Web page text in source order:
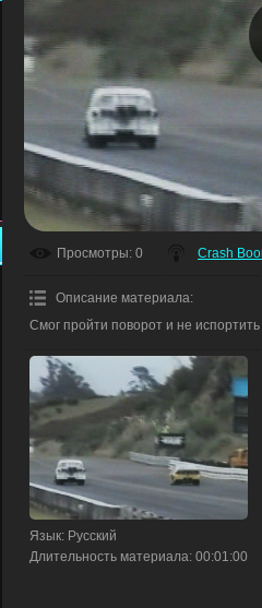
Просмотры: 0 Crash
Описание материала:
Смог пройти поворот и не
Язык: Русский
Длительность материала: 00:01:00